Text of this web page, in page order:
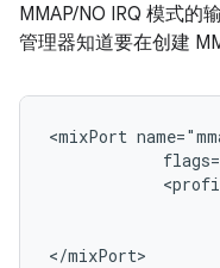
MMAP/NO IRQ 模式的
管理器知道要在创建
<mixPort
</mixPort>